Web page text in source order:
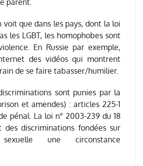
voit que dans les pays, dont la loi
les LGBT, les homophobes sont
En Russie par exemple,
des vidéos qui montrent
de se faire tabasser/humilier.
sont punies par la
et amendes) : articles 225-1
pénal. La loi n° 2003-239 du 18
discriminations fondées sur
sexuelle une circonstance